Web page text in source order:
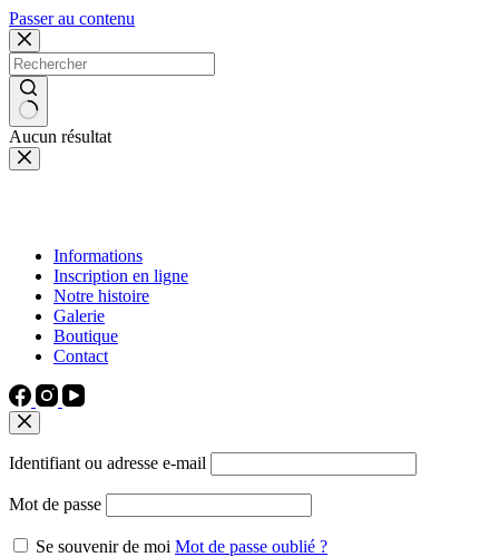
Passer au contenu
Aucun résultat
Informations
Inscription en ligne
Notre histoire
Galerie
Boutique
Contact
Identifiant ou adresse e-mail
Mot de passe
Se souvenir de moi Mot de passe oublié ?